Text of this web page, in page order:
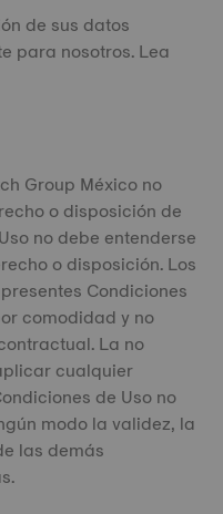
de sus datos
para nosotros. Lea
Group México no
o disposición de
no debe entenderse
o disposición. Los
Condiciones
comodidad y no
La no
cualquier
de Uso no
modo la validez, la
las demás